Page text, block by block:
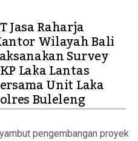
Jasa Raharja
Wilayah Bali
Survey
Laka Lantas
Unit Laka
Buleleng
pengembangan proyek